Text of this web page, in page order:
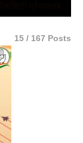
15 / 167 Posts